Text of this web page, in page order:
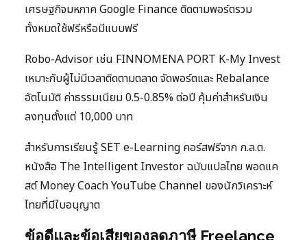
เศรษฐกิจมหภาค Google Finance ติดตามพอร์ตรวม
ทั้งหมดใช้ฟรีหรือมีแบบฟรี
Robo-Advisor เช่น FINNOMENA PORT K-My Invest
เหมาะกับผู้ไม่มีเวลาติดตามตลาด จัดพอร์ตและ Rebalance
อัตโนมัติ ค่าธรรมเนียม 0.5-0.85% ต่อปี คุ้มค่าสำหรับเงิน
ลงทุนตั้งแต่ 10,000 บาท
สำหรับการเรียนรู้ SET e-Learning คอร์สฟรีจาก ก.ล.ต.
หนังสือ The Intelligent Investor ฉบับแปลไทย พอดแค
สต์ Money Coach YouTube Channel ของนักวิเคราะห์
ไทยที่มีใบอนุญาต
ข้อดีและข้อเสียของลดภาษี Freelance